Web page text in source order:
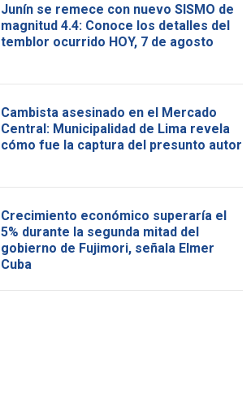
Junín se remece con nuevo SISMO de
magnitud 4.4: Conoce los detalles del
temblor ocurrido HOY, 7 de agosto
Cambista asesinado en el Mercado
Central: Municipalidad de Lima revela
cómo fue la captura del presunto autor
Crecimiento económico superaría el
5% durante la segunda mitad del
gobierno de Fujimori, señala Elmer
Cuba